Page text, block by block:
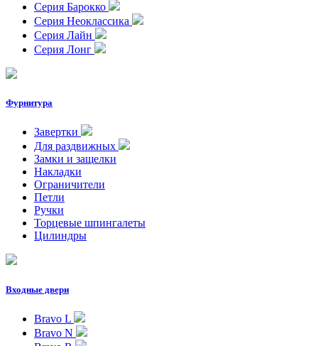
Серия Барокко
Серия Неоклассика
Серия Лайн
Серия Лонг
Фурнитура
Завертки
Для раздвижных
Замки и защелки
Накладки
Ограничители
Петли
Ручки
Торцевые шпингалеты
Цилиндры
Входные двери
Bravo L
Bravo N